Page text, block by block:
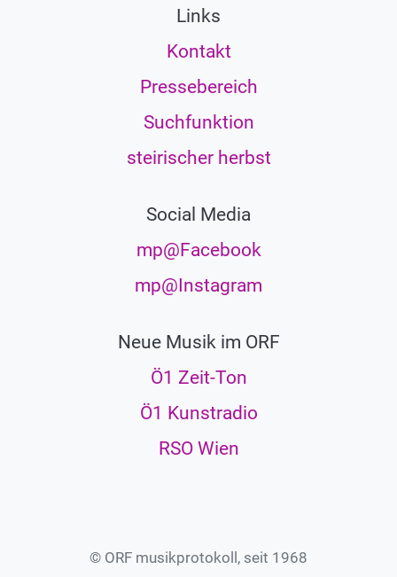
Links
Kontakt
Pressebereich
Suchfunktion
steirischer herbst
Social Media
mp@Facebook
mp@Instagram
Neue Musik im ORF
Ö1 Zeit-Ton
Ö1 Kunstradio
RSO Wien
© ORF musikprotokoll, seit 1968